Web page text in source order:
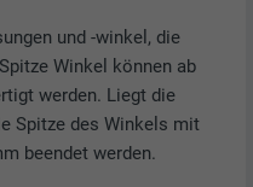
und -winkel, die
Winkel können ab
werden. Liegt die
Spitze des Winkels mit
beendet werden.